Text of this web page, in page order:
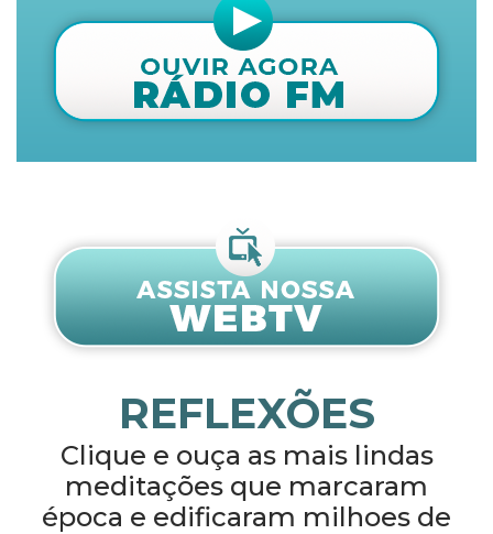
REFLEXÕES
Clique e ouça as mais lindas
meditações que marcaram
época e edificaram milhoes de